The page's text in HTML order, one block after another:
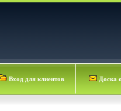
Вход для клиентов Доска